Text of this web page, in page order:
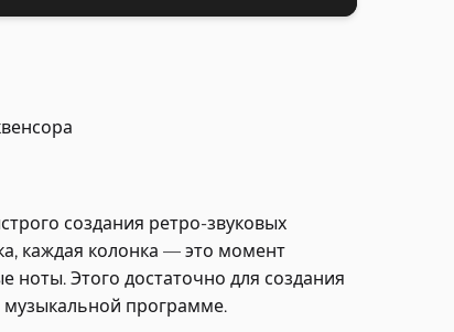
создания ретро-звуковых
каждая колонка — это момент
ноты. Этого достаточно для создания
музыкальной программе.